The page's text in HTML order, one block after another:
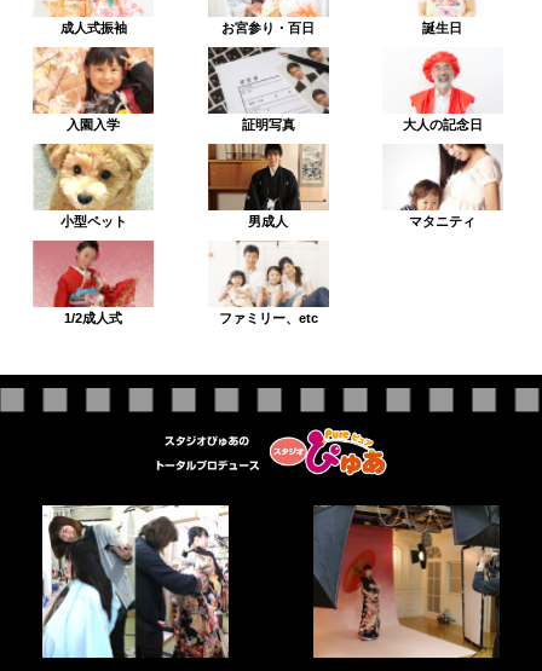
成人式振袖 お宮参り・百日 誕生日
入園入学 証明写真 大人の記念日
小型ペット 男成人 マタニティ
1/2成人式 ファミリー、etc